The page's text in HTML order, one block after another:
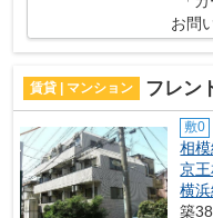
お問
賃貸 | マンション フレン
敷0
相
京
横
築